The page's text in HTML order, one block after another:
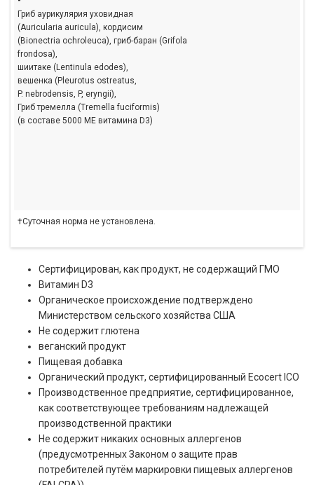
Гриб аурикулярия уховидная
(Auricularia auricula), кордисим
(Bionectria ochroleuca), гриб-баран (Grifola
frondosa),
шиитаке (Lentinula edodes),
вешенка (Pleurotus ostreatus,
P. nebrodensis, P, eryngii),
Гриб тремелла (Tremella fuciformis)
(в составе 5000 МЕ витамина D3)
†Суточная норма не установлена.
Сертифицирован, как продукт, не содержащий ГМО
Витамин D3
Органическое происхождение подтверждено
Министерством сельского хозяйства США
Не содержит глютена
веганский продукт
Пищевая добавка
Органический продукт, сертифицированный Ecocert ICO
Производственное предприятие, сертифицированное,
как соответствующее требованиям надлежащей
производственной практики
Не содержит никаких основных аллергенов
(предусмотренных Законом о защите прав
потребителей путём маркировки пищевых аллергенов